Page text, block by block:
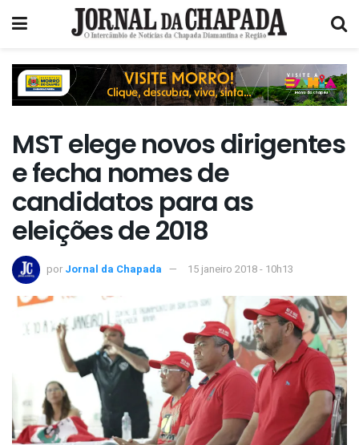
MST elege novos dirigentes
e fecha nomes de
candidatos para as
eleições de 2018
por Jornal da Chapada 15 janeiro 2018 - 10h13